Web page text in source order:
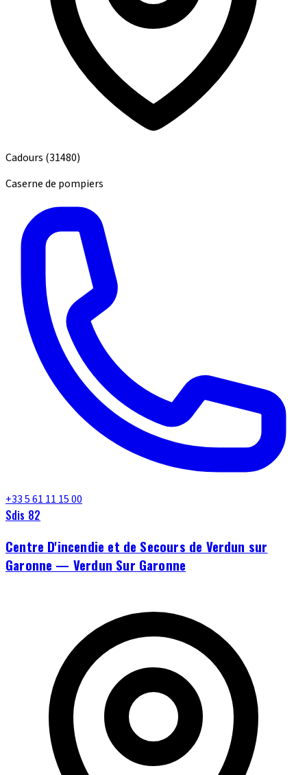
Cadours (31480)
Caserne de pompiers
+33 5 61 11 15 00
Sdis 82
Centre D'incendie et de Secours de Verdun sur
Garonne — Verdun Sur Garonne